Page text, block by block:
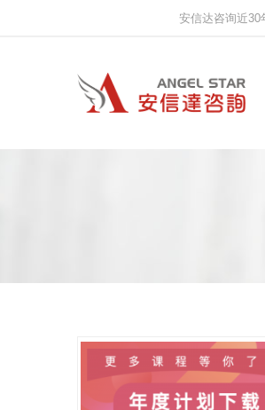
安信达咨询近30